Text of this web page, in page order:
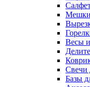
Весы
Свечи
Базы